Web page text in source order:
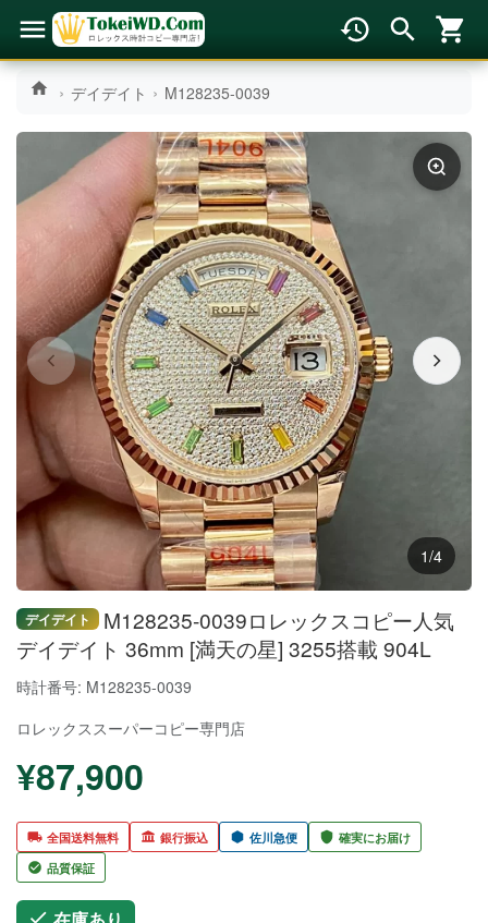
デイデイト M128235-0039
1/4
デイデイト
M128235-0039ロレックスコピー人気
デイデイト 36mm [満天の星] 3255搭載 904L
時計番号: M128235-0039
ロレックススーパーコピー専門店
¥87,900
全国送料無料 銀行振込 佐川急便
確実にお届け
品質保証